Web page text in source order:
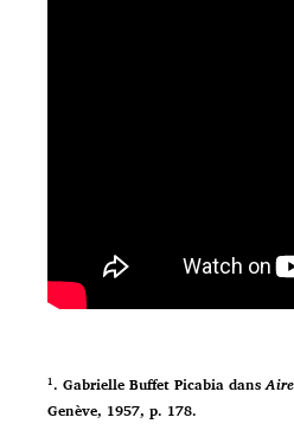
¹. Gabrielle Buffet Picabia dans
Genève, 1957, p. 178.